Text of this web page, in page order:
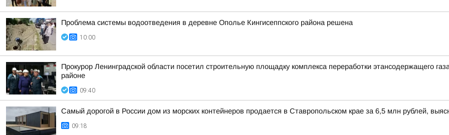
Проблема системы водоотведения в деревне Ополье Кингисеппского района решена
10:00
Прокурор Ленинградской области посетил строительную площадку комплекса переработки этансодержащего
районе
09:40
Самый дорогой в России дом из морских контейнеров продается в Ставропольском крае за 6,5 млн рублей,
09:18